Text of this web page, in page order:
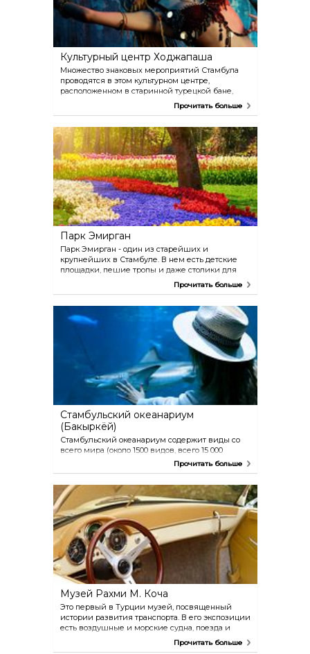
Культурный центр Ходжапаша
Множество знаковых мероприятий Стамбула
проводятся в этом культурном центре,
расположенном в старинной турецкой бане,
насчитывающей около пятисот лет. Центр
состоит из двух частей: фойе с экспозицией и
проводимые здесь, включают в себя
традиционные танцевально-музыкальные
представления.
Прочитать больше
Парк Эмирган
Парк Эмирган - один из старейших и
крупнейших в Стамбуле. В нем есть детские
площадки, пешие тропы и даже столики для
пикника. В апреле здесь проводится фестиваль
тюльпанов - во время него, парк утопает в этих
Прочитать больше
Стамбульский океанариум
(Бакыркёй)
Стамбульский океанариум содержит виды со
всего мира (около 1500 видов, всего 15 000
животных). Интересно здесь будет как
взрослым, так и детям. На территории
Прочитать больше
Музей Рахми М. Коча
Это первый в Турции музей, посвященный
истории развития транспорта. В его экспозиции
есть воздушные и морские судна, поезда и
машины в натуральную величину. Музей
познавателен как для взрослых, так и для
Прочитать больше